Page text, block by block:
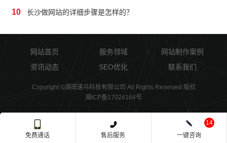
10 长沙做网站的详细步骤是怎样的？
网站首页 服务领域
网站制作案例
资讯动态
SEO优化 联系我们
Copyright ©湖南速马科技有限公司 All Rights Reserved 版权
湘ICP备17024164号
免费通话 售后服务 一键咨询
14